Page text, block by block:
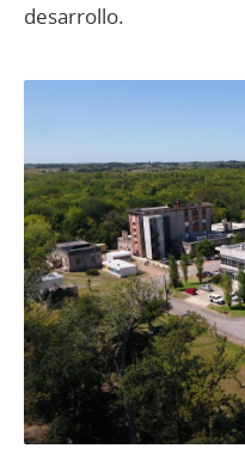
desarrollo.